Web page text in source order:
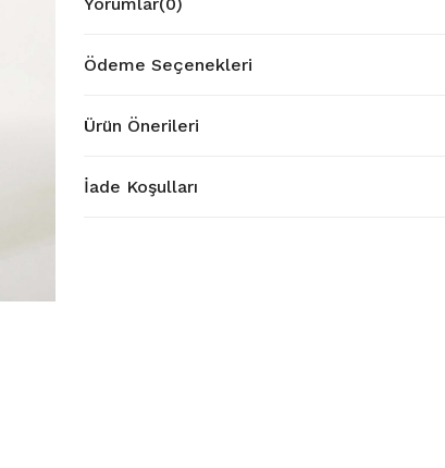
Ödeme Seçenekleri
Ürün Önerileri
İade Koşulları